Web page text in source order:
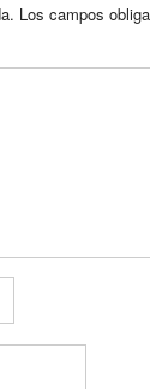
Los campos